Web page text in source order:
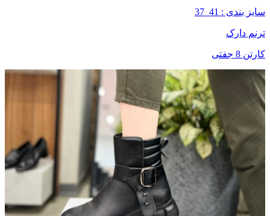
سایز بندی : 41_37
ترنم دارک
کارتن 8 جفتی